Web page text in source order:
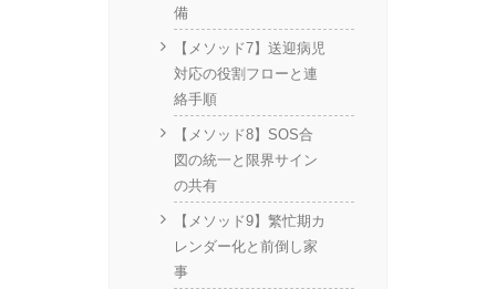
備
【メソッド7】送迎病児
対応の役割フローと連
絡手順
【メソッド8】SOS合
図の統一と限界サイン
の共有
【メソッド9】繁忙期カ
レンダー化と前倒し家
事